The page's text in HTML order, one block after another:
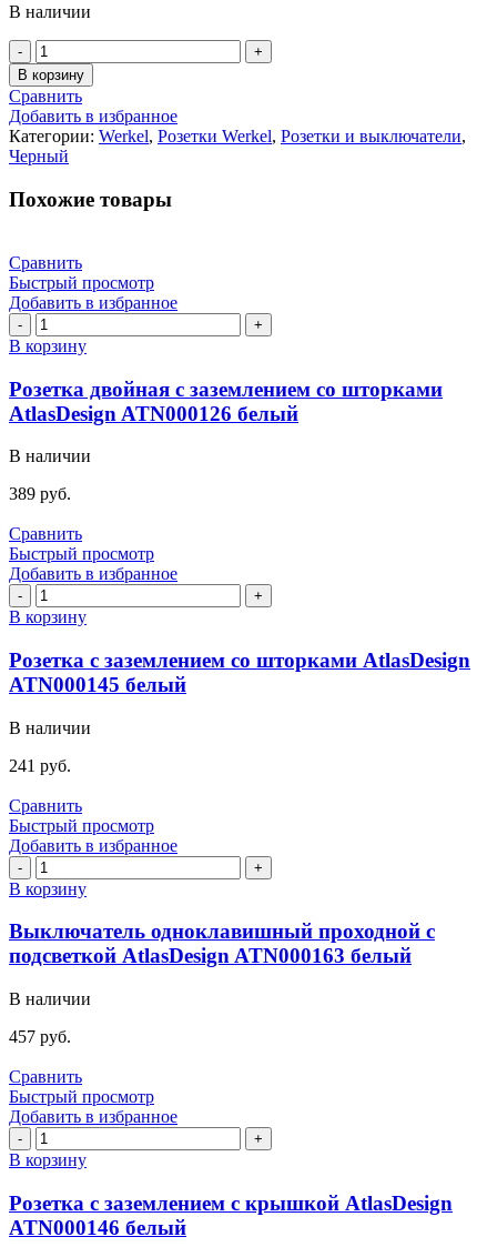
В наличии
Количество
товара
Розетка
ТВ+RJ-
45
Werkel
W1181308
матовая
В корзину
Сравнить
Добавить в избранное
Категории: Werkel, Розетки Werkel, Розетки и выключатели,
Черный
Похожие товары
Сравнить
Быстрый просмотр
Добавить в избранное
Количество
товара
Розетка
с
заземлением
шторками
ATN000126
В корзину
Розетка двойная с заземлением со шторками
AtlasDesign ATN000126 белый
В наличии
389 руб.
Сравнить
Быстрый просмотр
Добавить в избранное
Количество
товара
Розетка
заземлением
со
AtlasDesign
белый
В корзину
Розетка с заземлением со шторками AtlasDesign
ATN000145 белый
В наличии
241 руб.
Сравнить
Быстрый просмотр
Добавить в избранное
Количество
товара
Выключатель
одноклавишный
проходной
с
AtlasDesign
белый
В корзину
Выключатель одноклавишный проходной с
подсветкой AtlasDesign ATN000163 белый
В наличии
457 руб.
Сравнить
Быстрый просмотр
Добавить в избранное
Количество
товара
Розетка
заземлением
с
В корзину
Розетка с заземлением с крышкой AtlasDesign
ATN000146 белый